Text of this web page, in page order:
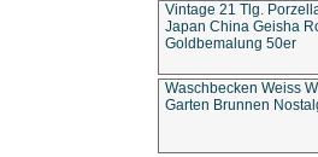
Vintage 21 Tlg.
Japan China Geisha
Goldbemalung 50er
Waschbecken Weiss
Garten Brunnen